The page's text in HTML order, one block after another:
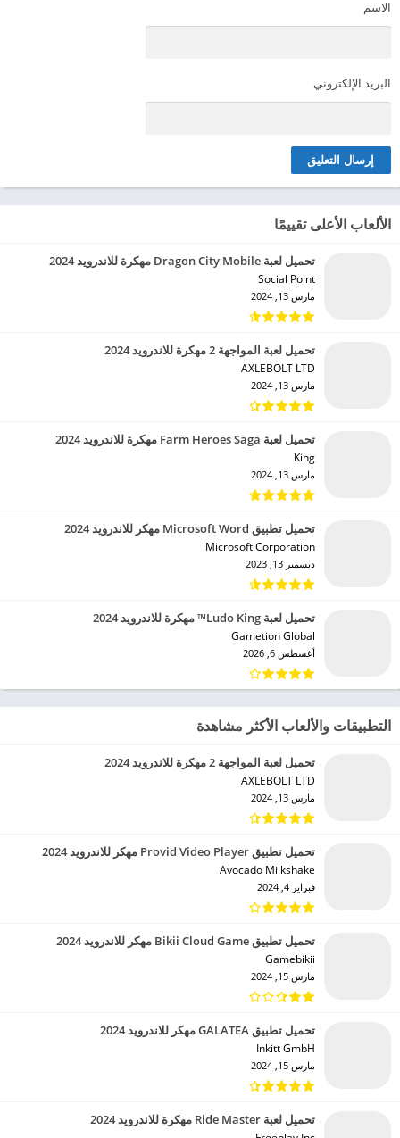
الاسم
البريد الإلكتروني
الألعاب الأعلى تقييمًا
تحميل لعبة Dragon City Mobile مهكرة للاندرويد 2024
Social Point‏
مارس 13, 2024
تحميل لعبة المواجهة 2 مهكرة للاندرويد 2024
AXLEBOLT LTD‏
مارس 13, 2024
تحميل لعبة Farm Heroes Saga مهكرة للاندرويد 2024
King‏
مارس 13, 2024
تحميل تطبيق Microsoft Word مهكر للاندرويد 2024
Microsoft Corporation‏
ديسمبر 13, 2023
تحميل لعبة Ludo King™ مهكرة للاندرويد 2024
Gametion Global‏
أغسطس 6, 2026
التطبيقات والألعاب الأكثر مشاهدة
تحميل لعبة المواجهة 2 مهكرة للاندرويد 2024
AXLEBOLT LTD‏
مارس 13, 2024
تحميل تطبيق Provid Video Player مهكر للاندرويد 2024
Avocado Milkshake‏
فبراير 4, 2024
تحميل تطبيق Bikii Cloud Game مهكر للاندرويد 2024
Gamebikii‏
مارس 15, 2024
تحميل تطبيق GALATEA مهكر للاندرويد 2024
Inkitt GmbH‏
مارس 15, 2024
تحميل لعبة Ride Master مهكرة للاندرويد 2024